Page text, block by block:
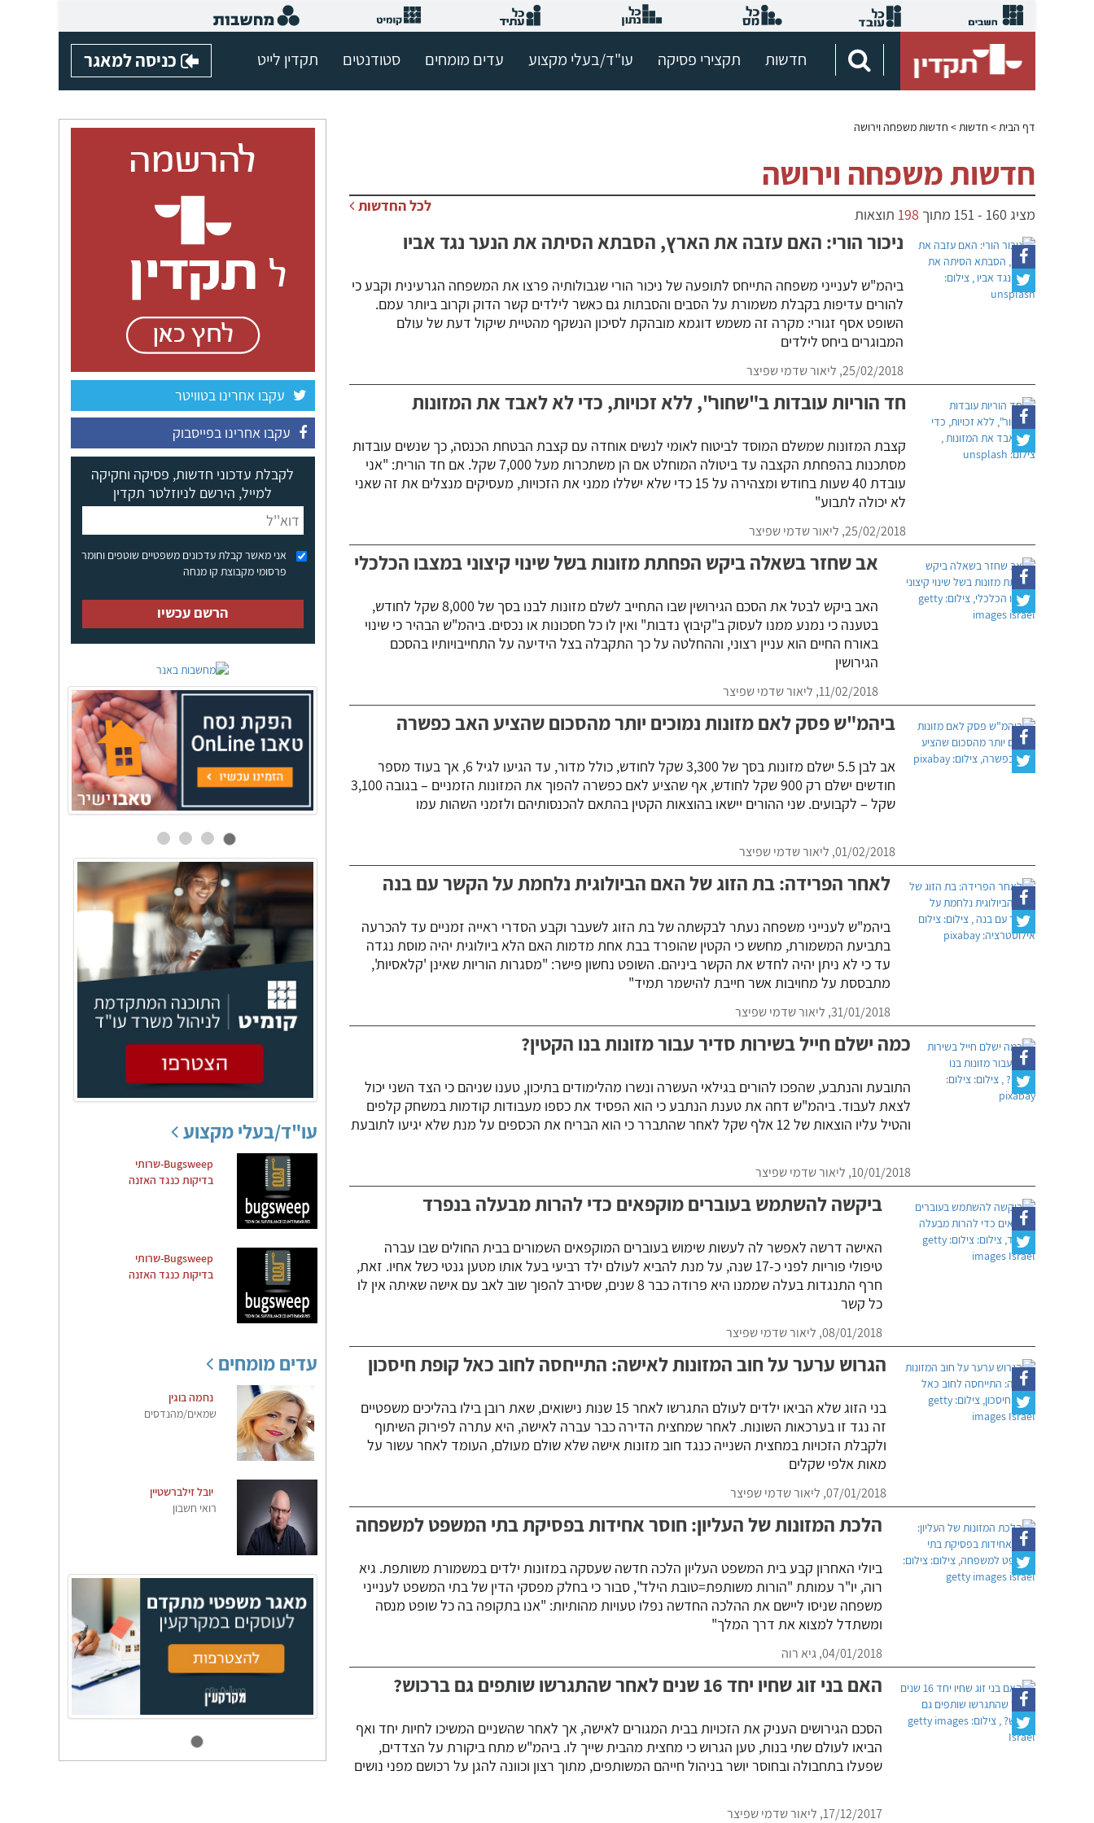
חדשות תקצירי פסיקה עו"ד/בעלי מקצוע עדים מומחים סטודנטים תקדין לייט כניסה למאגר
דף הבית> חדשות > חדשות משפחה וירושה
חדשות משפחה וירושה
לכל החדשות מציג 160
-
151 מתוך 198 תוצאות
ניכור הורי: האם עזבה את הארץ, הסבתא הסיתה את הנער נגד אביו
ביהמ"ש לענייני משפחה התייחס לתופעה של ניכור הורי שגבולותיה פרצו את המשפחה הגרעינית וקבע כי
להורים עדיפות בקבלת משמורת על הסבים והסבתות גם כאשר לילדים קשר הדוק וקרוב ביותר עמם.
השופט אסף זגורי: מקרה זה משמש דוגמא מובהקת לסיכון הנשקף מהטיית שיקול דעת של עולם
המבוגרים ביחס לילדים
25/02/2018, ליאור שדמי שפיצר
חד הוריות עובדות ב"שחור", ללא זכויות, כדי לא לאבד את המזונות
קצבת המזונות שמשלם המוסד לביטוח לאומי לנשים אוחדה עם קצבת הבטחת הכנסה, כך שנשים עובדות
מסתכנות בהפחתת הקצבה עד ביטולה המוחלט אם הן משתכרות מעל 7,000 שקל. אם חד הורית: "אני
עובדת 40 שעות בחודש ומצהירה על 15 כדי שלא ישללו ממני את הזכויות, מעסיקים מנצלים את זה שאני
לא יכולה לתבוע"
25/02/2018, ליאור שדמי שפיצר
אב שחזר בשאלה ביקש הפחתת מזונות בשל שינוי קיצוני במצבו הכלכלי
האב ביקש לבטל את הסכם הגירושין שבו התחייב לשלם מזונות לבנו בסך של 8,000 שקל לחודש,
בטענה כי נמנע ממנו לעסוק ב"קיבוץ נדבות" ואין לו כל חסכונות או נכסים. ביהמ"ש הבהיר כי שינוי
באורח החיים הוא עניין רצוני, וההחלטה על כך התקבלה בצל הידיעה על התחייבויותיו בהסכם
הגירושין
11/02/2018, ליאור שדמי שפיצר
ביהמ"ש פסק לאם מזונות נמוכים יותר מהסכום שהציע האב כפשרה
אב לבן 5.5 ישלם מזונות בסך של 3,300 שקל לחודש, כולל מדור, עד הגיעו לגיל 6, אך בעוד מספר
חודשים ישלם רק 900 שקל לחודש, אף שהציע לאם כפשרה להפוך את המזונות הזמניים – בגובה 3,100
שקל – לקבועים. שני ההורים יישאו בהוצאות הקטין בהתאם להכנסותיהם ולזמני השהות עמו
01/02/2018, ליאור שדמי שפיצר
לאחר הפרידה: בת הזוג של האם הביולוגית נלחמת על הקשר עם בנה
ביהמ"ש לענייני משפחה נעתר לבקשתה של בת הזוג לשעבר וקבע הסדרי ראייה זמניים עד להכרעה
בתביעת המשמורת, מחשש כי הקטין שהופרד בבת אחת מדמות האם הלא ביולוגית יהיה מוסת נגדה
עד כי לא ניתן יהיה לחדש את הקשר ביניהם. השופט נחשון פישר: "מסגרות הוריות שאינן 'קלאסיות',
מתבססת על מחויבות אשר חייבת להישמר תמיד"
31/01/2018, ליאור שדמי שפיצר
כמה ישלם חייל בשירות סדיר עבור מזונות בנו הקטין?
התובעת והנתבע, שהפכו להורים בגילאי העשרה ונשרו מהלימודים בתיכון, טענו שניהם כי הצד השני יכול
לצאת לעבוד. ביהמ"ש דחה את טענת הנתבע כי הוא הפסיד את כספו מעבודות קודמות במשחק קלפים
והטיל עליו הוצאות של 12 אלף שקל לאחר שהתברר כי הוא הבריח את הכספים על מנת שלא יגיעו לתובעת
10/01/2018, ליאור שדמי שפיצר
ביקשה להשתמש בעוברים מוקפאים כדי להרות מבעלה בנפרד
האישה דרשה לאפשר לה לעשות שימוש בעוברים המוקפאים השמורים בבית החולים שבו עברה
טיפולי פוריות לפני כ-17 שנה, על מנת להביא לעולם ילד רביעי בעל אותו מטען גנטי כשל אחיו. זאת,
חרף התנגדות בעלה שממנו היא פרודה כבר 8 שנים, שסירב להפוך שוב לאב עם אישה שאיתה אין לו
כל קשר
08/01/2018, ליאור שדמי שפיצר
הגרוש ערער על חוב המזונות לאישה: התייחסה לחוב כאל קופת חיסכון
בני הזוג שלא הביאו ילדים לעולם התגרשו לאחר 15 שנות נישואים, שאת רובן בילו בהליכים משפטיים
זה נגד זו בערכאות השונות. לאחר שמחצית הדירה כבר עברה לאישה, היא עתרה לפירוק השיתוף
ולקבלת הזכויות במחצית השנייה כנגד חוב מזונות אישה שלא שולם מעולם, העומד לאחר עשור על
מאות אלפי שקלים
07/01/2018, ליאור שדמי שפיצר
הלכת המזונות של העליון: חוסר אחידות בפסיקת בתי המשפט למשפחה
ביולי האחרון קבע בית המשפט העליון הלכה חדשה שעסקה במזונות ילדים במשמורת משותפת. גיא
רוה, יו"ר עמותת "הורות משותפת=טובת הילד", סבור כי בחלק מפסקי הדין של בתי המשפט לענייני
משפחה שניסו ליישם את ההלכה החדשה נפלו טעויות מהותיות: "אנו בתקופה בה כל שופט מנסה
ומשתדל למצוא את דרך המלך"
04/01/2018, גיא רוה
האם בני זוג שחיו יחד 16 שנים לאחר שהתגרשו שותפים גם ברכוש?
הסכם הגירושים העניק את הזכויות בבית המגורים לאישה, אך לאחר שהשניים המשיכו לחיות יחד ואף
הביאו לעולם שתי בנות, טען הגרוש כי מחצית מהבית שייך לו. ביהמ"ש מתח ביקורת על הצדדים,
שפעלו בתחבולה ובחוסר יושר בניהול חייהם המשותפים, מתוך רצון וכוונה להגן על רכושם מפני נושים
17/12/2017, ליאור שדמי שפיצר
עקבו אחרינו בטוויטר
עקבו אחרינו בפייסבוק
לקבלת עדכוני חדשות, פסיקה וחקיקה
למייל, הירשם לניוזלטר תקדין
אני מאשר קבלת עדכונים משפטיים שוטפים וחומר
פרסומי מקבוצת קו מנחה
הרשם עכשיו
עו"ד/בעלי מקצוע
Bugsweep-שרותי
בדיקות כנגד האזנה
Bugsweep-שרותי
בדיקות כנגד האזנה
עדים מומחים
נחמה בוגין
שמאים/מהנדסים
יובל זילברשטיין
רואי חשבון